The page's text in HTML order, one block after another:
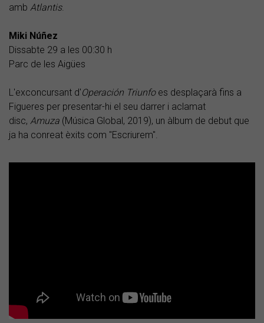
amb Atlantis.
Miki Núñez
Dissabte 29 a les 00:30 h
Parc de les Aigües
L'exconcursant d'Operación Triunfoes desplaçarà fins a
Figueres per presentar-hi el seu darrer i aclamat
disc, Amuza (Música Global, 2019), un àlbum de debut que
ja ha conreat èxits com "Escriurem".